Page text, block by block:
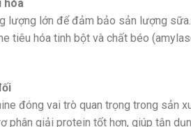
hóa
lượng lớn để đảm bảo sản lượng sữa.
tiêu hóa tinh bột và chất béo
đóng vai trò quan trọng trong sản
phân giải protein tốt hơn, giúp tận